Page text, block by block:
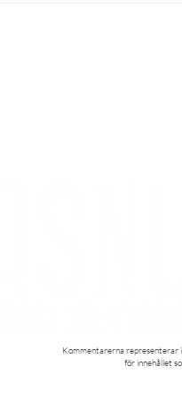
Kommentarerna representerar
för innehållet